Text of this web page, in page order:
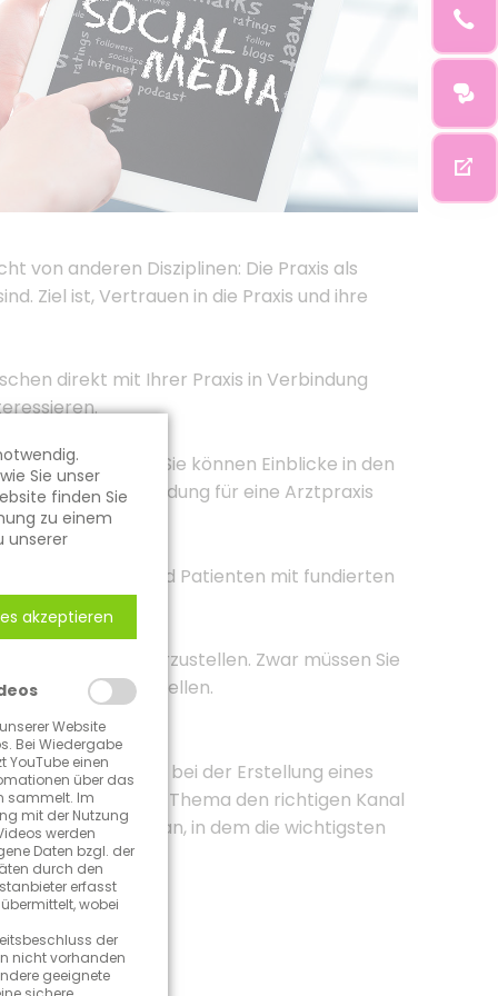
von anderen Disziplinen: Die Praxis als
Ziel ist, Vertrauen in die Praxis und ihre
direkt mit Ihrer Praxis in Verbindung
Feedback. Sie können Einblicke in den
die Entscheidung für eine Arztpraxis
Follower und Patienten mit fundierten
vorzustellen. Zwar müssen Sie
Angebot vorzustellen.
müssen bei der Erstellung eines
gibt es für jedes Thema den richtigen Kanal
für Arztpraxen an, in dem die wichtigsten
Sie unser
finden Sie
zu einem
unserer
akzeptieren
Website
Bei Wiedergabe
YouTube einen
über das
sammelt. Im
mit der Nutzung
werden
Daten bzgl. der
durch den
erfasst
wobei
der
nicht vorhanden
geeignete